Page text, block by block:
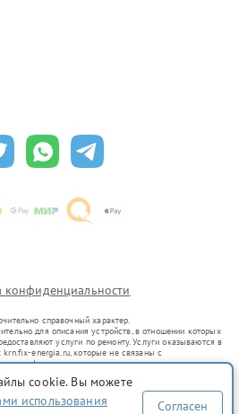
конфиденциальности
справочный характер.
для описания устройств, в отношении которых
услуги по ремонту. Услуги оказываются в
energia.ru, которые не связаны с
их официальными представителями.
уже введенных в гражданский оборот в соответствии
цели индивидуализации услуг или введения
информирования о предоставляемых услугах по
cookie. Вы можете
использования
Согласен